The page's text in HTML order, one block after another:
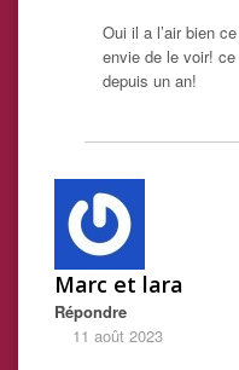
Oui il a l’air bien
envie de le voir!
depuis un an!
Marc et lara
Répondre
11 août 2023